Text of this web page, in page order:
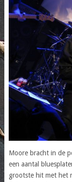
Moore bracht in de
een aantal
grootste hit met het